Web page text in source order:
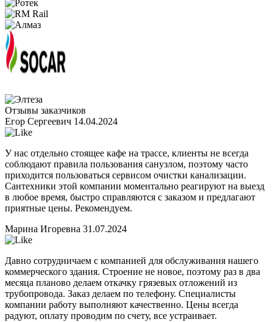
Отзывы заказчиков
Егор Сергеевич 14.04.2024
У нас отдельно стоящее кафе на трассе, клиенты не всегда
соблюдают правила пользования санузлом, поэтому часто
приходится пользоваться сервисом очистки канализации.
Сантехники этой компании моментально реагируют на выезд
в любое время, быстро справляются с заказом и предлагают
приятные цены. Рекомендуем.
Марина Игоревна 31.07.2024
Давно сотрудничаем с компанией для обслуживания нашего
коммерческого здания. Строение не новое, поэтому раз в два
месяца планово делаем откачку грязевых отложений из
трубопровода. Заказ делаем по телефону. Специалисты
компании работу выполняют качественно. Цены всегда
радуют, оплату проводим по счету, все устраивает.